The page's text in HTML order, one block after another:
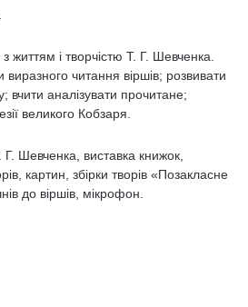
життям і творчістю Т. Г. Шевченка.
читання віршів; розвивати
вчити аналізувати прочитане;
великого Кобзаря.
Г. Шевченка, виставка книжок,
картин, збірки творів «Позакласне
до віршів, мікрофон.